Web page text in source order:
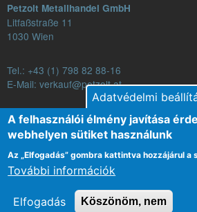
Petzolt Metallhandel GmbH
Litfaßstraße 11
1030 Wien
Tel.: +43 (1) 798 82 88-16
E-Mail: verkauf@petzolt.at
Fußzeilenmenü
Kapcsolat
Általános Szerződési
Adatvédelmi
A felhasználói élmény javítása
webhelyen sütiket használunk
Az „Elfogadás” gombra kattintva hozzájárul a
További információk
Elfogadás Köszönöm, nem